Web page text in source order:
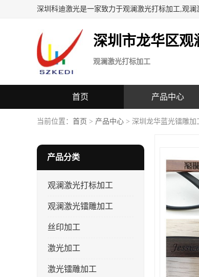
深圳科迪激光是一家致力于观澜激光打标加工,观
深圳市龙华区观
观澜激光打标加工
首页 产品中心
当前位置： 首页 > 产品中心 > 深圳龙华蓝光镭雕加
产品分类
观澜激光打标加工
观澜激光镭雕加工
丝印加工
激光加工
激光镭雕加工